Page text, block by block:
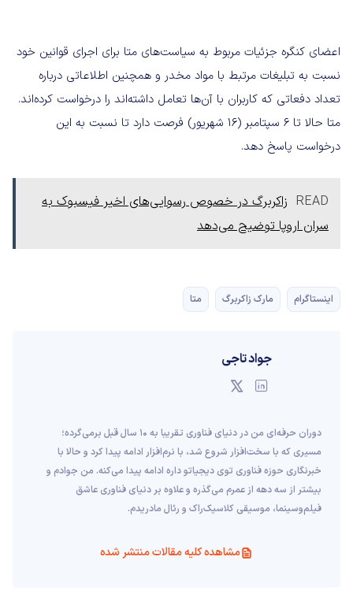
اعضای کنگره جزئیات مربوط به سیاست‌های متا برای اجرای قوانین خود
نسبت به تبلیغات مرتبط با مواد مخدر و همچنین اطلاعاتی درباره
تعداد دفعاتی که کاربران با آن‌ها تعامل داشته‌اند را درخواست کرده‌اند.
متا حالا تا 6 سپتامبر (16 شهریور) فرصت دارد تا نسبت به این
درخواست پاسخ دهد.
READ زاکربرگ در خصوص رسوایی‌های اخیر فیسبوک به
سران اروپا توضیح می‌دهد
اینستاگرام مارک زاکربرگ متا
جواد تاجی
دوران حرفه‌ای من در دنیای فناوری تقریبا به ۱۰ سال قبل برمی‌گرده؛
مسیری که با سخت‌افزار شروع شد، با نرم‌افزار ادامه پیدا کرد و حالا با
خبرنگاری حوزه فناوری توی دیجیاتو داره ادامه پیدا می‌کنه. من جوادم و
بیشتر از سه دهه از عمرم می‌گذره و علاوه بر دنیای فناوری عاشق
فیلم‌و‌سینما، موسیقی کلاسیک‌راک و رئال مادریدم.
مشاهده کلیه مقالات منتشر شده